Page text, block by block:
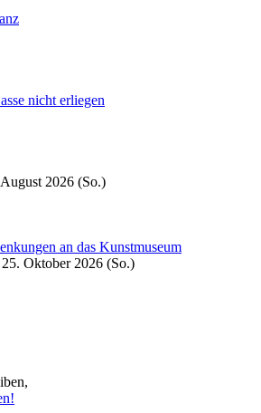
nicht erliegen
2026 (So.)
an das Kunstmuseum
Oktober 2026 (So.)